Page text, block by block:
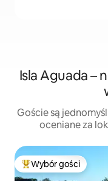
Isla Aguada –
Goście są
oceniane za
Najpopularniejsze z
Wybór gości